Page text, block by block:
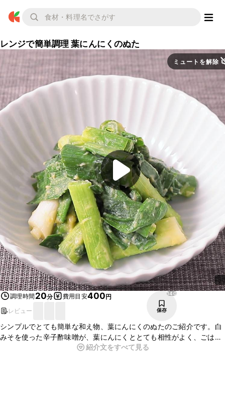
レンジで簡単調理 葉にんにくのぬた
ミュートを解除
調理時間 20分 費用目安400円
レビュー
140
保存
シンプルでとても簡単な和え物、葉にんにくのぬたのご紹介です。白
みそを使った辛子酢味噌が、葉にんにくととても相性がよく、ごはん
のおかずや、お酒のおつまみとしても最適です。電子レンジで手軽に
紹介文をすべて見る